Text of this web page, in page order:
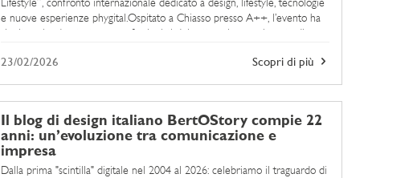
Lifestyle”, confronto internazionale dedicato a design, lifestyle, tecnologie
e nuove esperienze phygital.Ospitato a Chiasso presso A++, l’evento ha
riunito aziende, startup e professionisti del settore in una giornata di
Scopri di più
23/02/2026
Il blog di design italiano BertOStory compie 22
anni: un’evoluzione tra comunicazione e
impresa
Dalla prima "scintilla" digitale nel 2004 al 2026: celebriamo il traguardo di